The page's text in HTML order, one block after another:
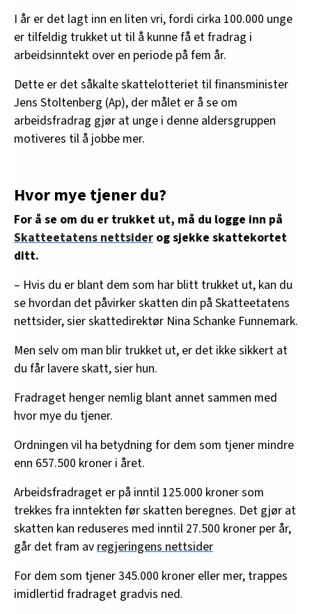
I år er det lagt inn en liten vri, fordi cirka 100.000 unge
er tilfeldig trukket ut til å kunne få et fradrag i
arbeidsinntekt over en periode på fem år.
Dette er det såkalte skattelotteriet til finansminister
Jens Stoltenberg (Ap), der målet er å se om
arbeidsfradrag gjør at unge i denne aldersgruppen
motiveres til å jobbe mer.
Hvor mye tjener du?
For å se om du er trukket ut, må du logge inn på
Skatteetatens nettsider og sjekke skattekortet
ditt.
– Hvis du er blant dem som har blitt trukket ut, kan du
se hvordan det påvirker skatten din på Skatteetatens
nettsider, sier skattedirektør Nina Schanke Funnemark.
Men selv om man blir trukket ut, er det ikke sikkert at
du får lavere skatt, sier hun.
Fradraget henger nemlig blant annet sammen med
hvor mye du tjener.
Ordningen vil ha betydning for dem som tjener mindre
enn 657.500 kroner i året.
Arbeidsfradraget er på inntil 125.000 kroner som
trekkes fra inntekten før skatten beregnes. Det gjør at
skatten kan reduseres med inntil 27.500 kroner per år,
går det fram avregjeringens nettsider
For dem som tjener 345.000 kroner eller mer, trappes
imidlertid fradraget gradvis ned.